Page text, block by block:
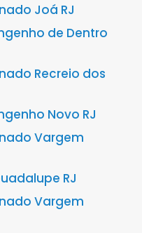
Joá RJ
de Dentro
Recreio dos
Novo RJ
Vargem
RJ
Vargem